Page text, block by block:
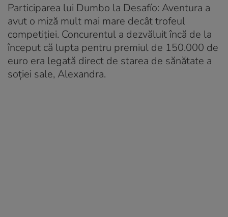
Participarea lui Dumbo la Desafío: Aventura a
avut o miză mult mai mare decât trofeul
competiției. Concurentul a dezvăluit încă de la
început că lupta pentru premiul de 150.000 de
euro era legată direct de starea de sănătate a
soției sale, Alexandra.